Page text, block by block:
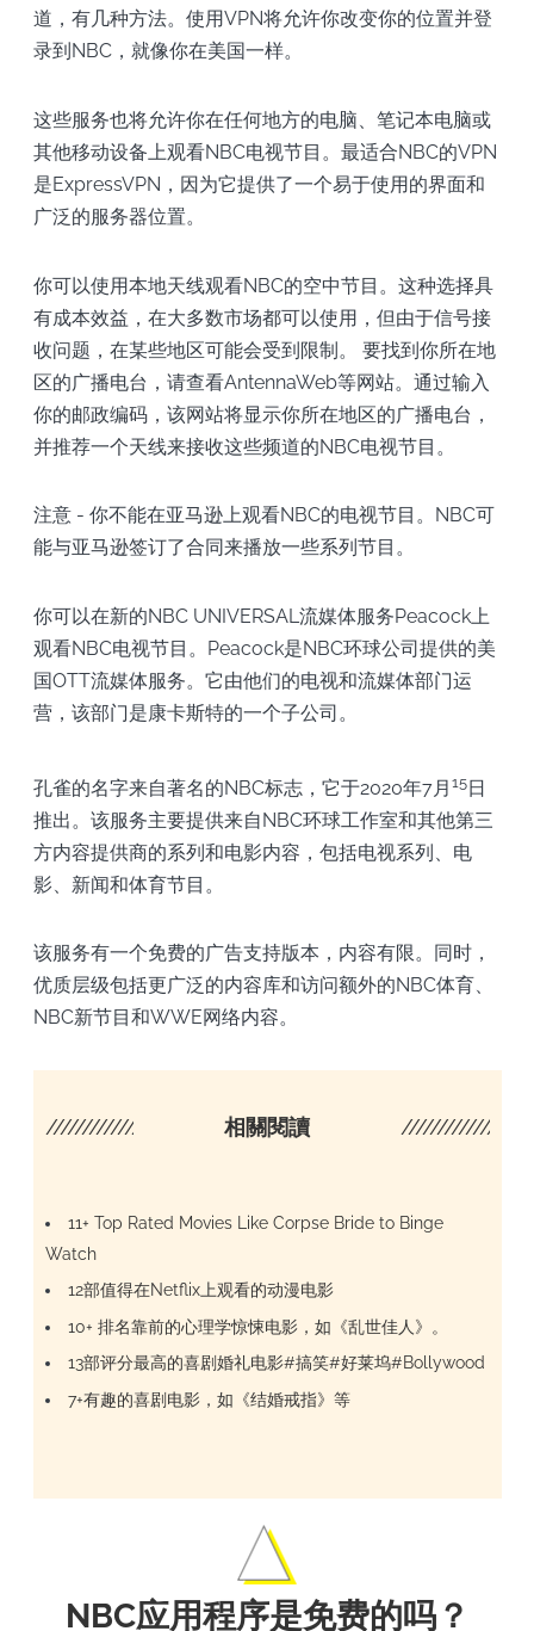
道，有几种方法。使用VPN将允许你改变你的位置并登
录到NBC，就像你在美国一样。
这些服务也将允许你在任何地方的电脑、笔记本电脑或
其他移动设备上观看NBC电视节目。最适合NBC的VPN
是ExpressVPN，因为它提供了一个易于使用的界面和
广泛的服务器位置。
你可以使用本地天线观看NBC的空中节目。这种选择具
有成本效益，在大多数市场都可以使用，但由于信号接
收问题，在某些地区可能会受到限制。 要找到你所在地
区的广播电台，请查看AntennaWeb等网站。通过输入
你的邮政编码，该网站将显示你所在地区的广播电台，
并推荐一个天线来接收这些频道的NBC电视节目。
注意 - 你不能在亚马逊上观看NBC的电视节目。NBC可
能与亚马逊签订了合同来播放一些系列节目。
你可以在新的NBC UNIVERSAL流媒体服务Peacock上
观看NBC电视节目。Peacock是NBC环球公司提供的美
国OTT流媒体服务。它由他们的电视和流媒体部门运
营，该部门是康卡斯特的一个子公司。
孔雀的名字来自著名的NBC标志，它于2020年7月 15日
推出。该服务主要提供来自NBC环球工作室和其他第三
方内容提供商的系列和电影内容，包括电视系列、电
影、新闻和体育节目。
该服务有一个免费的广告支持版本，内容有限。同时，
优质层级包括更广泛的内容库和访问额外的NBC体育、
NBC新节目和WWE网络内容。
//////////////////// 相關閱讀
11+ Top Rated Movies Like Corpse Bride to Binge
Watch
12部值得在Netflix上观看的动漫电影
10+ 排名靠前的心理学惊悚电影，如《乱世佳人》。
13部评分最高的喜剧婚礼电影#搞笑#好莱坞#Bollywood
7+有趣的喜剧电影，如《结婚戒指》等
NBC应用程序是免费的吗？